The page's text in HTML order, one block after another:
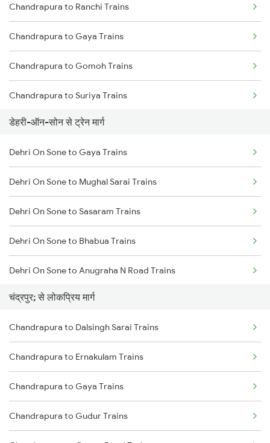
Mumbai to Delhi Trains
Mumbai to Goa Trains
Chennai to Coimbatore Trains
Chandrapura to Ranchi Trains
Chandrapura to Gaya Trains
Chandrapura to Gomoh Trains
Chandrapura to Suriya Trains
Chandrapura to Jehanabad Trains
Chandrapura to Dhanbad Trains
Chandrapura to Koderma Trains
Chandrapura to Patna Trains
Chandrapura to Kanpur Trains
Chandrapura to Durgapur Trains
डेहरी-ऑन-सोन से ट्रेन मार्ग
Dehri On Sone to Gaya Trains
Dehri On Sone to Mughal Sarai Trains
Dehri On Sone to Sasaram Trains
Dehri On Sone to Bhabua Trains
Dehri On Sone to Anugraha N Road Trains
Dehri On Sone to Koderma Trains
Dehri On Sone to Isri Trains
Dehri On Sone to Gomoh Trains
Dehri On Sone to Dhanbad Trains
Dehri On Sone to Kanpur Trains
चंद्रपुर; से लोकप्रिय मार्ग
Chandrapura to Dalsingh Sarai Trains
Chandrapura to Ernakulam Trains
Chandrapura to Gaya Trains
Chandrapura to Gudur Trains